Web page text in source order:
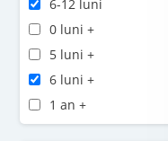
6-12 luni
0 luni +
5 luni +
6 luni +
1 an +
2 ani +